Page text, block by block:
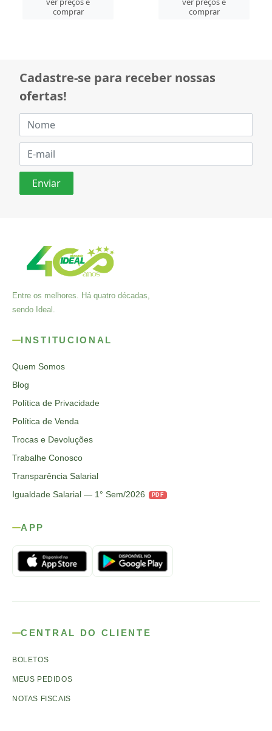
comprar
comprar
Cadastre-se para receber nossas
ofertas!
Entre os melhores. Há quatro décadas,
sendo Ideal.
INSTITUCIONAL
Quem Somos
Blog
Política de Privacidade
Política de Venda
Trocas e Devoluções
Trabalhe Conosco
Transparência Salarial
Igualdade Salarial — 1° Sem/2026
PDF
APP
CENTRAL DO CLIENTE
BOLETOS
MEUS PEDIDOS
NOTAS FISCAIS